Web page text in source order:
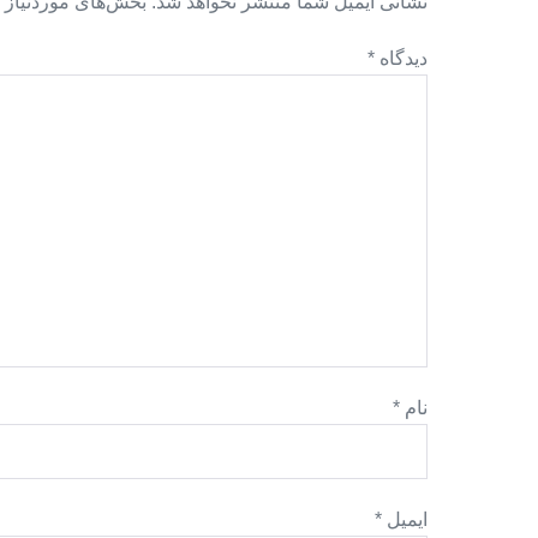
دیدگاه *
نام *
ایمیل *